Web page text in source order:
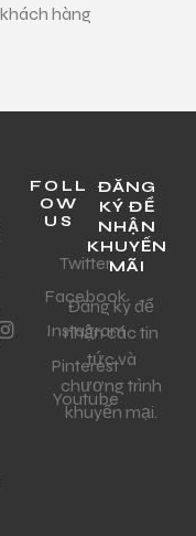
hàng
FOLL
OW
US
Twitter
Facebook
Instagram
Pinterest
Youtube
ĐĂNG
KÝ ĐỂ
NHẬN
KHUYẾN
MÃI
Đăng ký để
nhận các tin
tức và
chương trình
khuyến mại.